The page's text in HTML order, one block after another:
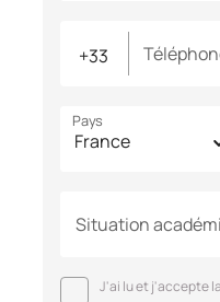
Pays
Situation
J'ai lu et j'accepte la